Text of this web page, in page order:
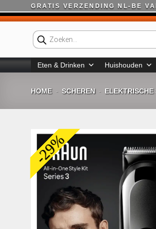
naar
GRATIS VERZENDING NL-BE
Producten
zoeken
Eten & Drinken Huishouden
HOME - SCHEREN - ELEKTRISCHE
-29%